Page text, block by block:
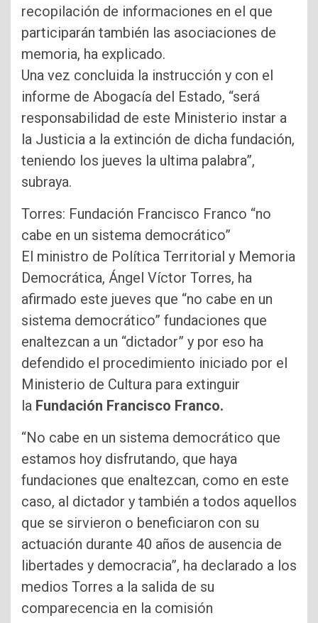
recopilación de informaciones en el que
participarán también las asociaciones de
memoria, ha explicado.
Una vez concluida la instrucción y con el
informe de Abogacía del Estado, “será
responsabilidad de este Ministerio instar a
la Justicia a la extinción de dicha fundación,
teniendo los jueves la ultima palabra”,
subraya.
Torres: Fundación Francisco Franco “no
cabe en un sistema democrático”
El ministro de Política Territorial y Memoria
Democrática, Ángel Víctor Torres, ha
afirmado este jueves que “no cabe en un
sistema democrático” fundaciones que
enaltezcan a un “dictador” y por eso ha
defendido el procedimiento iniciado por el
Ministerio de Cultura para extinguir
la Fundación Francisco Franco.
“No cabe en un sistema democrático que
estamos hoy disfrutando, que haya
fundaciones que enaltezcan, como en este
caso, al dictador y también a todos aquellos
que se sirvieron o beneficiaron con su
actuación durante 40 años de ausencia de
libertades y democracia”, ha declarado a los
medios Torres a la salida de su
comparecencia en la comisión